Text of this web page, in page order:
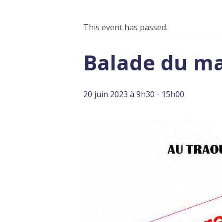
This event has passed.
Balade du
20 juin 2023 à 9h30 - 15h00